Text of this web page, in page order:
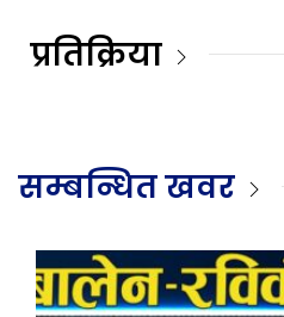
प्रतिक्रिया
सम्बन्धित खवर